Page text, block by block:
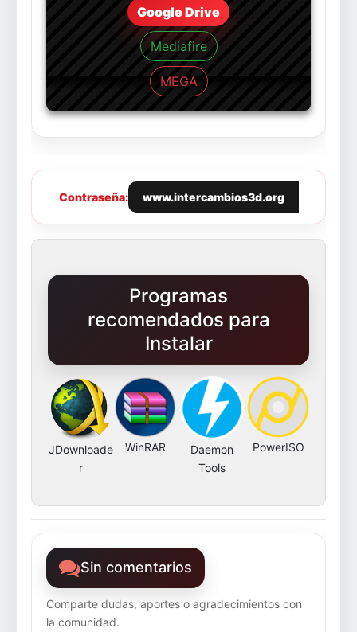
Google Drive
Mediafire
MEGA
Contraseña: www.intercambios3d.org
Programas
recomendados para
Instalar
JDownloade
r
WinRAR
Daemon
Tools
PowerISO
Sin comentarios
Comparte dudas, aportes o agradecimientos con
la comunidad.